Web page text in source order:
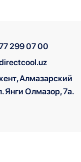
299 07 00
Алмазарский
Янги Олмазор, 7а.